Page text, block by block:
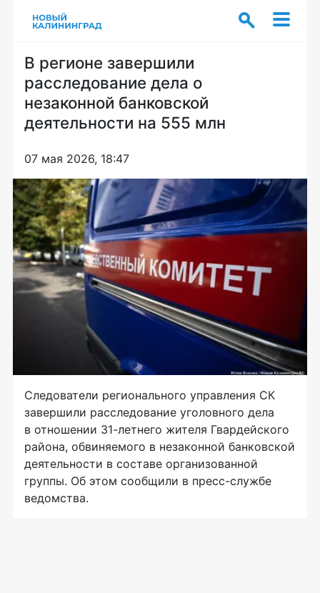
В регионе завершили
расследование дела о
незаконной банковской
деятельности на 555 млн
07 мая 2026, 18:47
Следователи регионального управления СК
завершили расследование уголовного дела
в отношении 31-летнего жителя Гвардейского
района, обвиняемого в незаконной банковской
деятельности в составе организованной
группы. Об этом сообщили в пресс-службе
ведомства.